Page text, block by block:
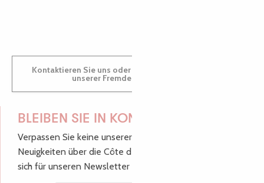
Kontaktieren Sie uns oder besuchen Sie uns in einem
unserer Fremdenverkehrsbüros.
BLEIBEN SIE IN KONTAKT!
Verpassen Sie keine unserer guten Tipps und
Neuigkeiten über die Côte de Granit Rose, melden Sie
sich für unseren Newsletter an.